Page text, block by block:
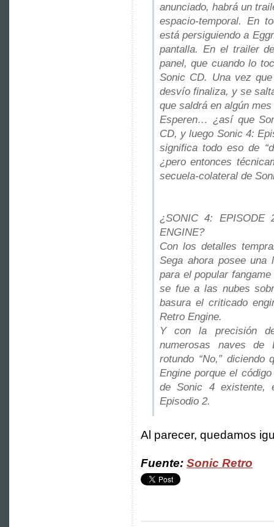
anunciado, habrá un
espacio-temporal. En
está persiguiendo a
pantalla. En el trailer
panel, que cuando lo
Sonic CD. Una vez
desvío finaliza, y se
que saldrá en algún
Esperen… ¿así que
CD, y luego Sonic 4:
significa todo eso de
¿pero entonces
secuela-colateral de
¿SONIC 4: EPISODE
ENGINE?
Con los detalles
Sega ahora posee una
para el popular
se fue a las nubes
basura el criticado
Retro Engine.
Y con la precisión
numerosas naves de
rotundo “No,” diciendo
Engine porque el
de Sonic 4 existente,
Episodio 2.
Al parecer, quedamos
Fuente: Sonic Retro